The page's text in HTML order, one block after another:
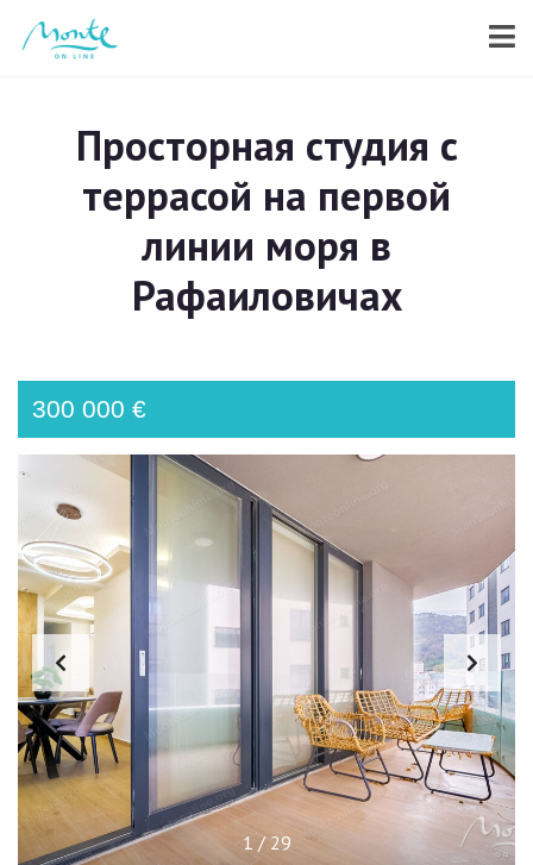
Просторная студия с
террасой на первой
линии моря в
Рафаиловичах
300 000 €
1 / 29